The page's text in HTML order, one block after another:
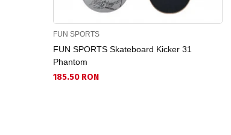
FUN SPORTS
FUN SPORTS Skateboard Kicker 31
Phantom
185.50 RON